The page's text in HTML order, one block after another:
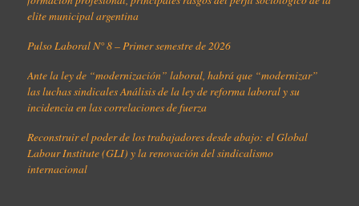
elite municipal argentina
Pulso Laboral N° 8 – Primer semestre de 2026
Ante la ley de “modernización” laboral, habrá que “modernizar”
las luchas sindicales Análisis de la ley de reforma laboral y su
incidencia en las correlaciones de fuerza
Reconstruir el poder de los trabajadores desde abajo: el Global
Labour Institute (GLI) y la renovación del sindicalismo
internacional